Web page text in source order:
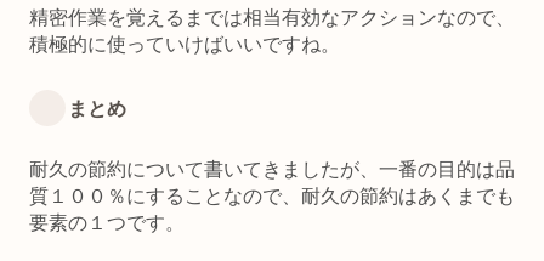
精密作業を覚えるまでは相当有効なアクションなので、
積極的に使っていけばいいですね。
まとめ
耐久の節約について書いてきましたが、一番の目的は品
質１００％にすることなので、耐久の節約はあくまでも
要素の１つです。